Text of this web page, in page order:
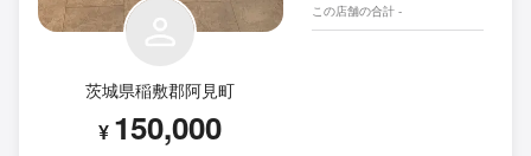
茨城県稲敷郡阿見町
¥ 150,000
この店舗の合計 -